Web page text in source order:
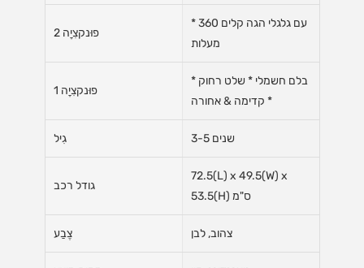
פוּנקצִיָה 2
* עם גלגלי הגה קלים 360
מעלות
פוּנקצִיָה 1
* בלם חשמלי * שלט רחוק
* קדימה & אחורה
גִיל 3-5 שנים
גודל רכב
72.5(L) x 49.5(W) x
53.5(H) ס"מ
צֶבַע צהוב, לבן